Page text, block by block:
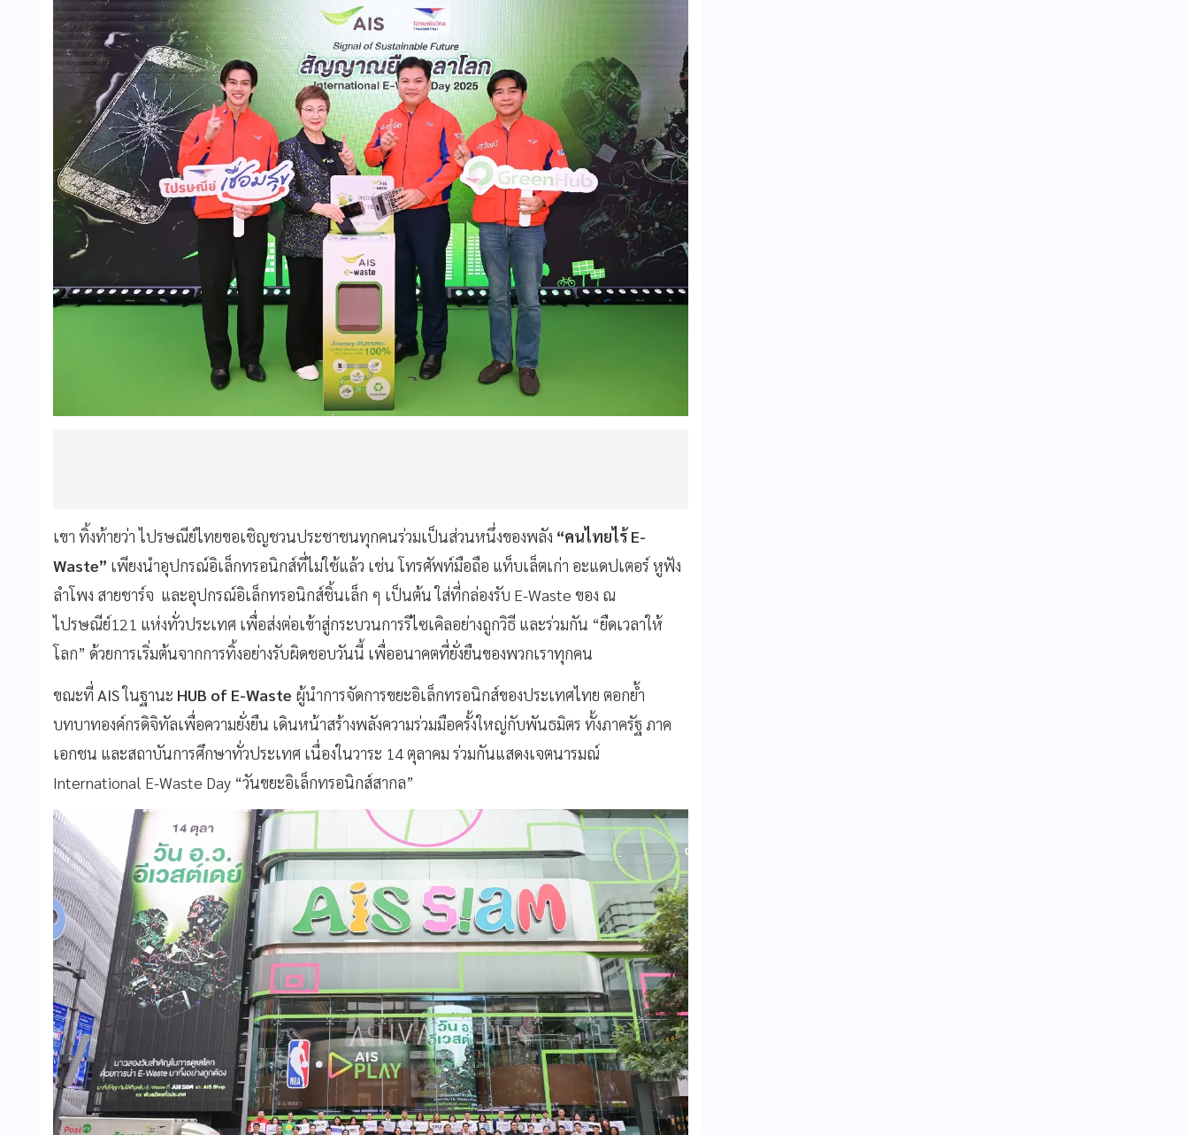
เขา ทิ้งท้ายว่า ไปรษณีย์ไทยขอเชิญชวนประชาชนทุกคนร่วมเป็นส่วนหนึ่งของพลัง “คนไทยไร้ E-
Waste” เพียงนำอุปกรณ์อิเล็กทรอนิกส์ที่ไม่ใช้แล้ว เช่น โทรศัพท์มือถือ แท็บเล็ตเก่า อะแดปเตอร์ หูฟัง
ลำโพง สายชาร์จ และอุปกรณ์อิเล็กทรอนิกส์ชิ้นเล็ก ๆ เป็นต้น ใส่ที่กล่องรับ E-Waste ของ ณ
ไปรษณีย์121 แห่งทั่วประเทศ เพื่อส่งต่อเข้าสู่กระบวนการรีไซเคิลอย่างถูกวิธี และร่วมกัน “ยืดเวลาให้
โลก” ด้วยการเริ่มต้นจากการทิ้งอย่างรับผิดชอบวันนี้ เพื่ออนาคตที่ยั่งยืนของพวกเราทุกคน
ขณะที่ AISในฐานะ HUB of E-Waste ผู้นำการจัดการขยะอิเล็กทรอนิกส์ของประเทศไทย ตอกย้ำ
บทบาทองค์กรดิจิทัลเพื่อความยั่งยืน เดินหน้าสร้างพลังความร่วมมือครั้งใหญ่กับพันธมิตร ทั้งภาครัฐ ภาค
เอกชน และสถาบันการศึกษาทั่วประเทศ เนื่องในวาระ 14 ตุลาคม ร่วมกันแสดงเจตนารมณ์
International E-Waste Day “วันขยะอิเล็กทรอนิกส์สากล”